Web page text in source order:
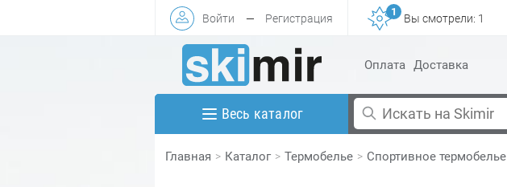
Войти — Регистрация
1
Вы смотрели: 1
Оплата Доставка
Весь каталог
Главная Каталог Термобелье Спортивное термобелье